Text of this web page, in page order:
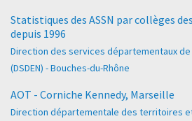
Statistiques des ASSN par collèges
depuis 1996
Direction des services départementaux
(DSDEN) - Bouches-du-Rhône
AOT - Corniche Kennedy, Marseille
Direction départementale des territoires et